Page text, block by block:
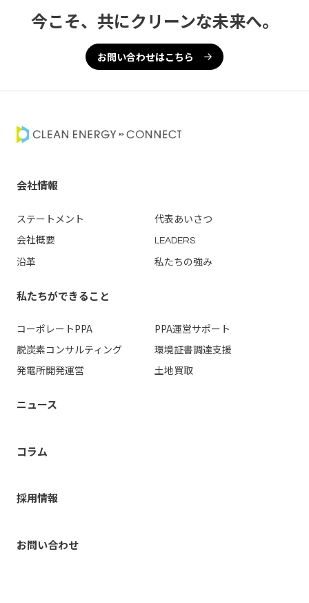
今こそ、共にクリーンな未来へ。
お問い合わせはこちら
会社情報
ステートメント
代表あいさつ
会社概要
LEADERS
沿革 私たちの強み
私たちができること
コーポレートPPA PPA運営サポート
脱炭素コンサルティング
環境証書調達支援
発電所開発運営
土地買取
ニュース
コラム
採用情報
お問い合わせ